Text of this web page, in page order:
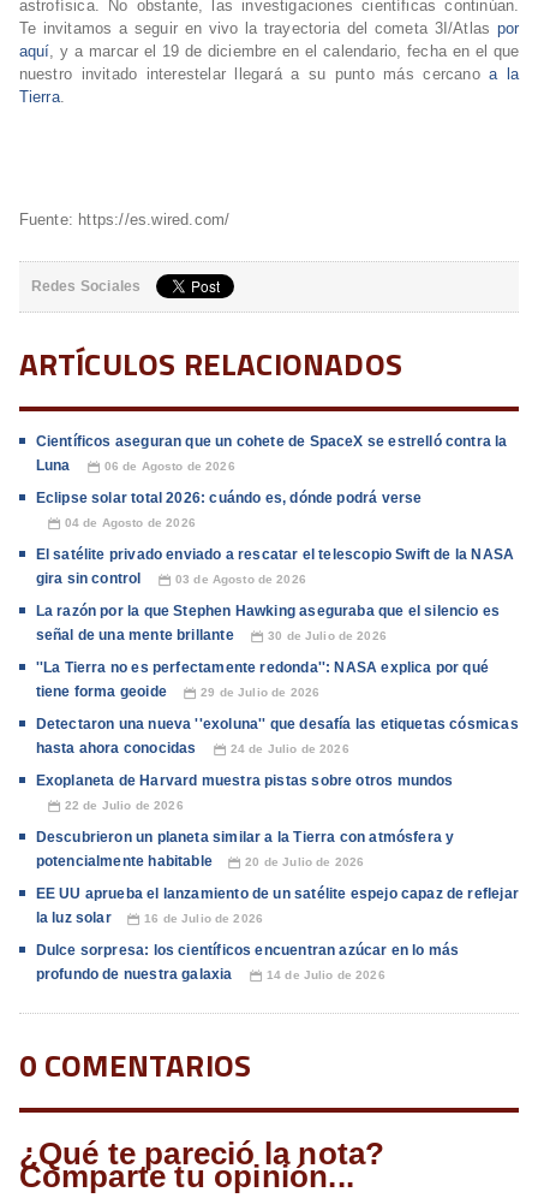
astrofísica. No obstante, las investigaciones científicas continúan.
Te invitamos a seguir en vivo la trayectoria del cometa 3I/Atlas por
aquí, y a marcar el 19 de diciembre en el calendario, fecha en el que
nuestro invitado interestelar llegará a su punto más cercano a la
Tierra.
Fuente: https://es.wired.com/
Redes Sociales
ARTÍCULOS RELACIONADOS
Científicos aseguran que un cohete de SpaceX se estrelló contra la
Luna
📅 06 de Agosto de 2026
Eclipse solar total 2026: cuándo es, dónde podrá verse
📅 04 de Agosto de 2026
El satélite privado enviado a rescatar el telescopio Swift de la NASA
gira sin control
📅 03 de Agosto de 2026
La razón por la que Stephen Hawking aseguraba que el silencio es
señal de una mente brillante
📅 30 de Julio de 2026
''La Tierra no es perfectamente redonda'': NASA explica por qué
tiene forma geoide
📅 29 de Julio de 2026
Detectaron una nueva ''exoluna'' que desafía las etiquetas cósmicas
hasta ahora conocidas
📅 24 de Julio de 2026
Exoplaneta de Harvard muestra pistas sobre otros mundos
📅 22 de Julio de 2026
Descubrieron un planeta similar a la Tierra con atmósfera y
potencialmente habitable
📅 20 de Julio de 2026
EE UU aprueba el lanzamiento de un satélite espejo capaz de reflejar
la luz solar
📅 16 de Julio de 2026
Dulce sorpresa: los científicos encuentran azúcar en lo más
profundo de nuestra galaxia
📅 14 de Julio de 2026
0 COMENTARIOS
¿Qué te pareció la nota?
Comparte tu opinión...